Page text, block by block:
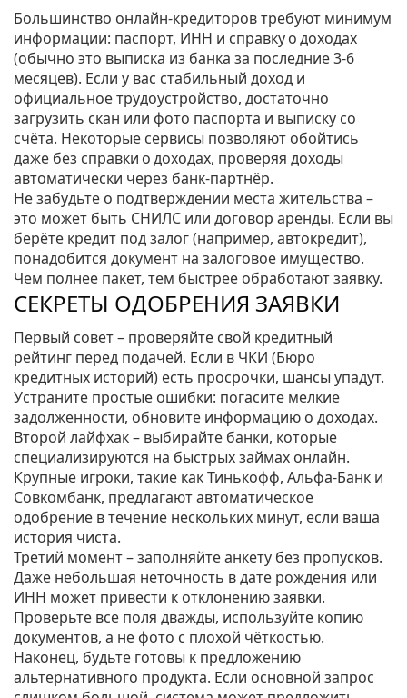
Большинство онлайн‑кредиторов требуют минимум
информации: паспорт, ИНН и справку о доходах
(обычно это выписка из банка за последние 3‑6
месяцев). Если у вас стабильный доход и
официальное трудоустройство, достаточно
загрузить скан или фото паспорта и выписку со
счёта. Некоторые сервисы позволяют обойтись
даже без справки о доходах, проверяя доходы
автоматически через банк‑партнёр.
Не забудьте о подтверждении места жительства –
это может быть СНИЛС или договор аренды. Если вы
берёте кредит под залог (например, автокредит),
понадобится документ на залоговое имущество.
Чем полнее пакет, тем быстрее обработают заявку.
СЕКРЕТЫ ОДОБРЕНИЯ ЗАЯВКИ
Первый совет – проверяйте свой кредитный
рейтинг перед подачей. Если в ЧКИ (Бюро
кредитных историй) есть просрочки, шансы упадут.
Устраните простые ошибки: погасите мелкие
задолженности, обновите информацию о доходах.
Второй лайфхак – выбирайте банки, которые
специализируются на быстрых займах онлайн.
Крупные игроки, такие как Тинькофф, Альфа‑Банк и
Совкомбанк, предлагают автоматическое
одобрение в течение нескольких минут, если ваша
история чиста.
Третий момент – заполняйте анкету без пропусков.
Даже небольшая неточность в дате рождения или
ИНН может привести к отклонению заявки.
Проверьте все поля дважды, используйте копию
документов, а не фото с плохой чёткостью.
Наконец, будьте готовы к предложению
альтернативного продукта. Если основной запрос